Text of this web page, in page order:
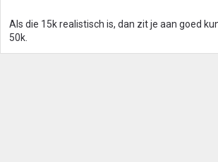
Als die 15k realistisch is, dan zit je aan goed
50k.